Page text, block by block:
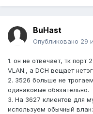
BuHast
Опубликовано 29
1. он не отвечает, тк
VLAN., а DCH вещает
2. 3526 больше не
одинаковые обязательно.
3. На 3627 клиентов для
используем обычный влан: